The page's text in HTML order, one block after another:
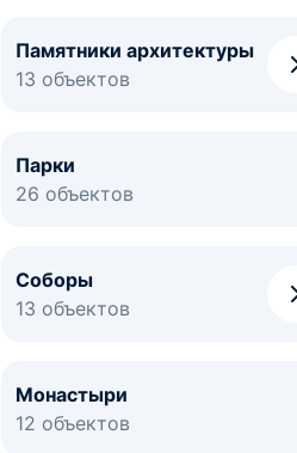
Памятники архитектуры
13 объектов
Парки
26 объектов
Соборы
13 объектов
Монастыри
12 объектов